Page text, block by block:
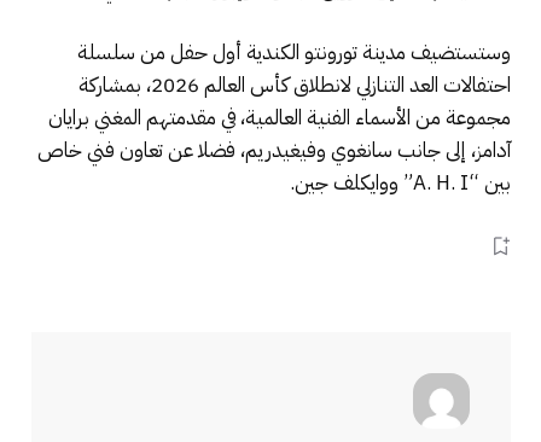
وستستضيف مدينة تورونتو الكندية أول حفل من سلسلة
احتفالات العد التنازلي لانطلاق كأس العالم 2026، بمشاركة
مجموعة من الأسماء الفنية العالمية، في مقدمتهم المغني برايان
آدامز، إلى جانب سانغوي وفيغيدريم، فضلا عن تعاون فني خاص
بين “A. H. I” ووايكلف جين.